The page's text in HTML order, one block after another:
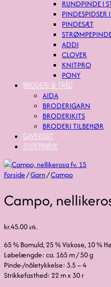
RUNDPINDE I
PINDESPIDSER
PINDESÆT
ADDI
CLOVER
KNITPRO
PONY
BRODERI & TRÅD
AIDA
BRODERIGARN
BRODERIKITS
BRODERI TILBEHØR
GAVEKORT
STOFPRØVE
Forside/Garn/Campo
Campo,
kr.45.00stk.
65 % Bomuld, 25 % Viskose, 10 %
Løbelængde: ca. 165 m / 50 g
Pinde-/nåletykkelse: 3.5 – 4
Strikkefasthed: 22 m x 30 r